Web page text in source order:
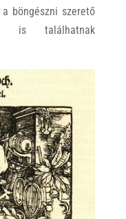
böngészni szerető
is találhatnak